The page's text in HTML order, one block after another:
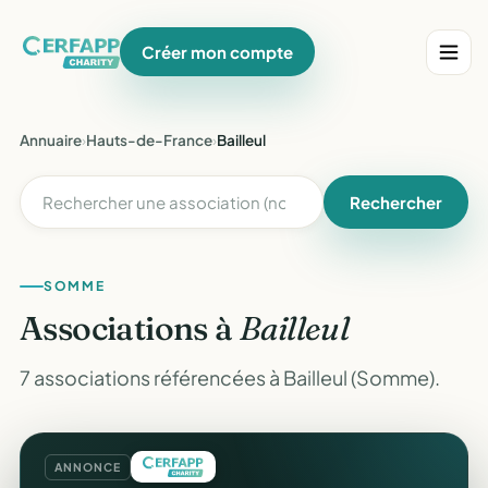
Créer mon compte
Annuaire›Hauts-de-France›Bailleul
Rechercher
SOMME
Associations àBailleul
7 associations référencées à Bailleul (Somme).
ANNONCE